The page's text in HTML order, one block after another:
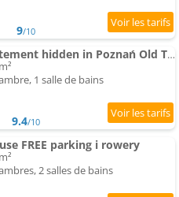
9/10
Komeda Appartement hidden in Poznań Old Town by Noclegi Renters
1 salle de bains
9.4/10
FREE parking i rowery
2 salles de bains